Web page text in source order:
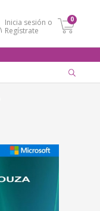
Inicia sesión o
Regístrate
0